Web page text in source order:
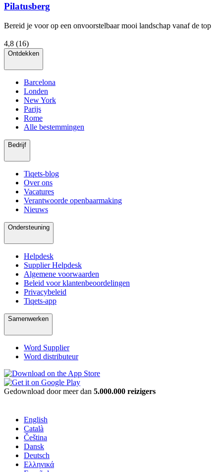
Pilatusberg
Bereid je voor op een onvoorstelbaar mooi landschap vanaf de top
4,8 (16)
Ontdekken
Barcelona
Londen
New York
Parijs
Rome
Alle bestemmingen
Bedrijf
Tiqets-blog
Over ons
Vacatures
Verantwoorde openbaarmaking
Nieuws
Ondersteuning
Helpdesk
Supplier Helpdesk
Algemene voorwaarden
Beleid voor klantenbeoordelingen
Privacybeleid
Tiqets-app
Samenwerken
Word Supplier
Word distributeur
Gedownload door meer dan 5.000.000 reizigers
English
Català
Čeština
Dansk
Deutsch
Ελληνικά